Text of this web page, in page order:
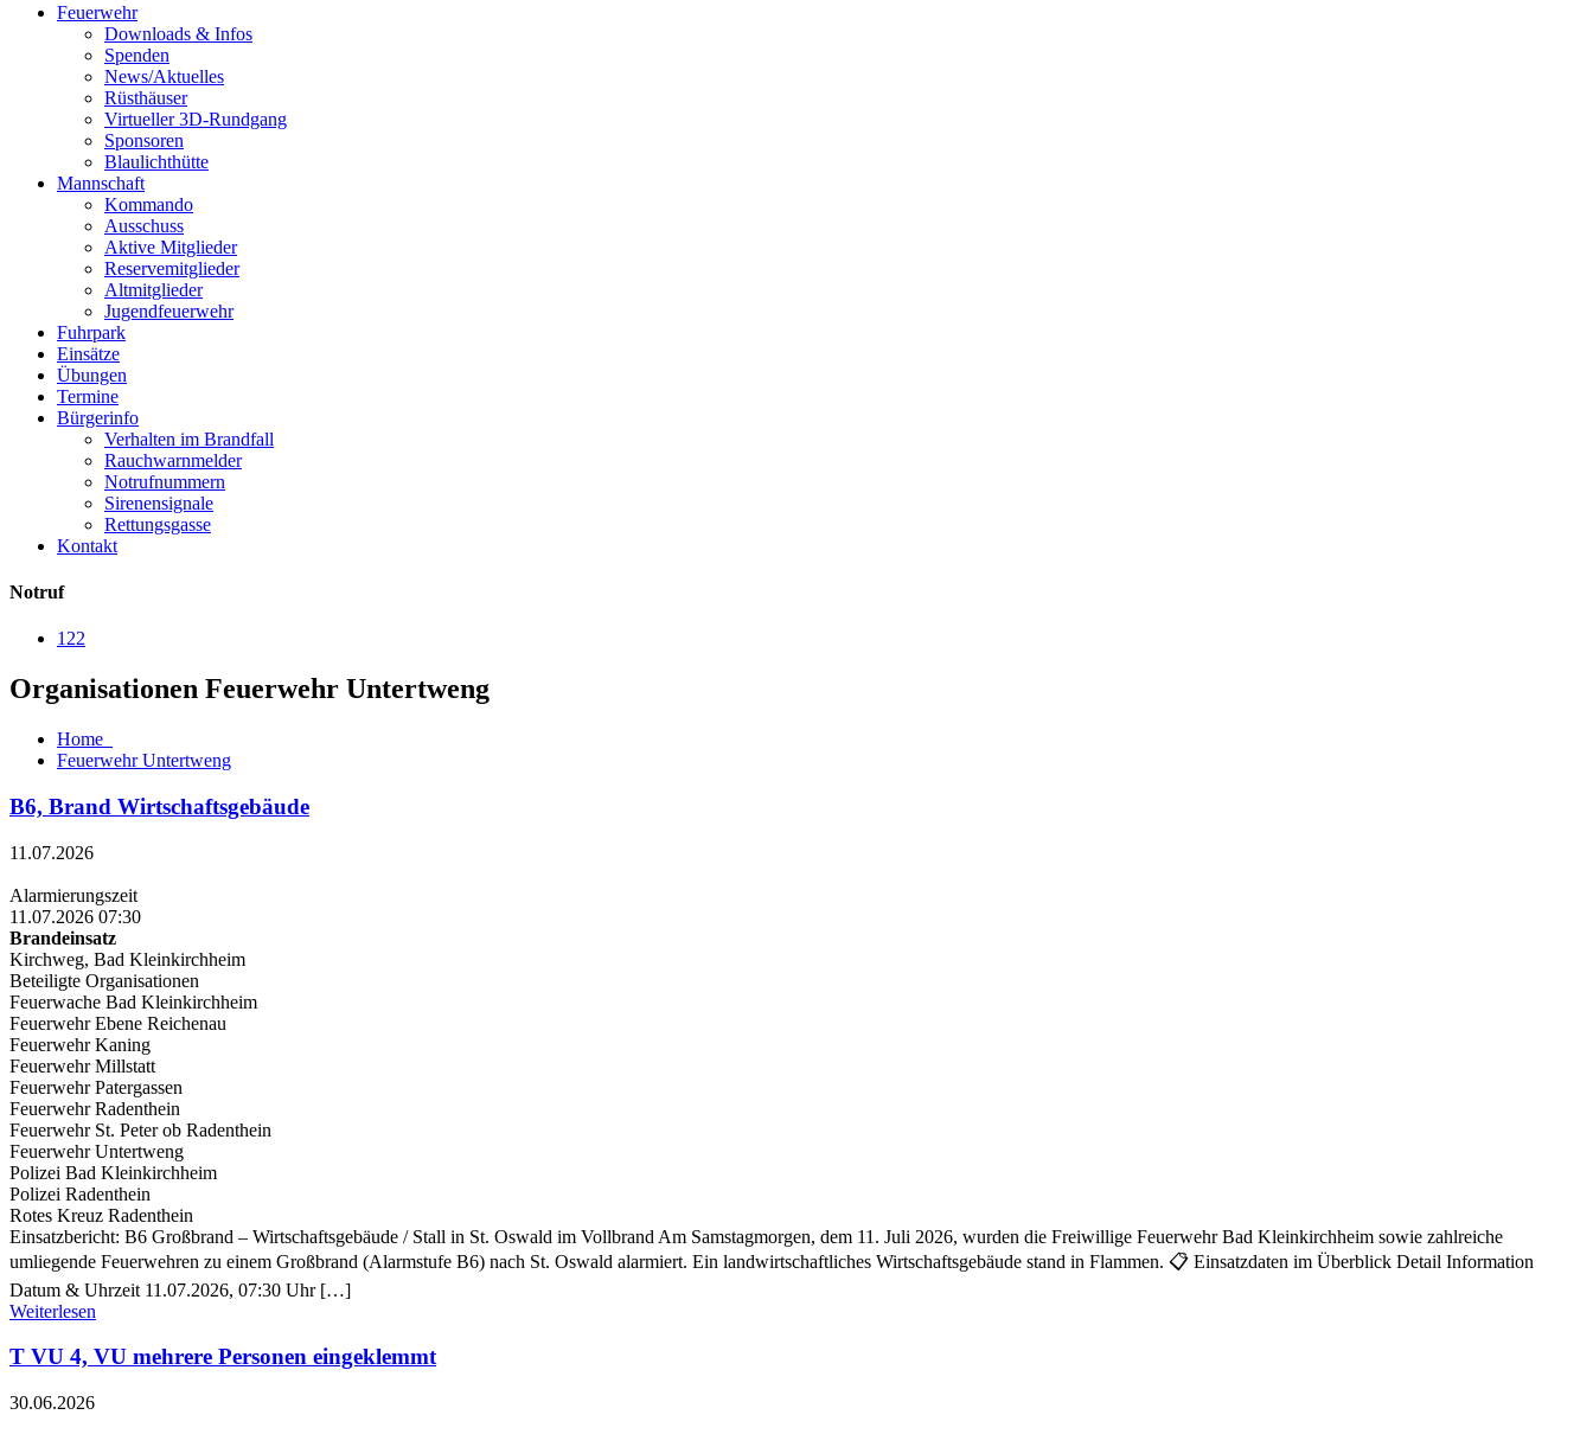
Feuerwehr
Downloads & Infos
Spenden
News/Aktuelles
Rüsthäuser
Virtueller 3D-Rundgang
Sponsoren
Blaulichthütte
Mannschaft
Kommando
Ausschuss
Aktive Mitglieder
Reservemitglieder
Altmitglieder
Jugendfeuerwehr
Fuhrpark
Einsätze
Übungen
Termine
Bürgerinfo
Verhalten im Brandfall
Rauchwarnmelder
Notrufnummern
Sirenensignale
Rettungsgasse
Kontakt
Notruf
122
Organisationen Feuerwehr Untertweng
Home
Feuerwehr Untertweng
B6, Brand Wirtschaftsgebäude
11.07.2026
Alarmierungszeit
11.07.2026 07:30
Brandeinsatz
Kirchweg, Bad Kleinkirchheim
Beteiligte Organisationen
Feuerwache Bad Kleinkirchheim
Feuerwehr Ebene Reichenau
Feuerwehr Kaning
Feuerwehr Millstatt
Feuerwehr Patergassen
Feuerwehr Radenthein
Feuerwehr St. Peter ob Radenthein
Feuerwehr Untertweng
Polizei Bad Kleinkirchheim
Polizei Radenthein
Rotes Kreuz Radenthein
Einsatzbericht: B6 Großbrand – Wirtschaftsgebäude / Stall in St. Oswald im Vollbrand Am Samstagmorgen, dem 11. Juli 2026, wurden die Freiwillige Feuerwehr Bad Kleinkirchheim sowie zahlreiche
umliegende Feuerwehren zu einem Großbrand (Alarmstufe B6) nach St. Oswald alarmiert. Ein landwirtschaftliches Wirtschaftsgebäude stand in Flammen. 📋 Einsatzdaten im Überblick Detail Information
Datum & Uhrzeit 11.07.2026, 07:30 Uhr […]
Weiterlesen
T VU 4, VU mehrere Personen eingeklemmt
30.06.2026